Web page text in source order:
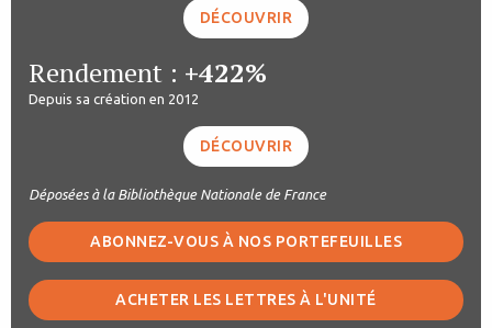
DÉCOUVRIR
Rendement : +422%
Depuis sa création en 2012
DÉCOUVRIR
Déposées à la Bibliothèque Nationale de France
ABONNEZ-VOUS À NOS PORTEFEUILLES
ACHETER LES LETTRES À L'UNITÉ